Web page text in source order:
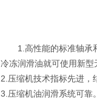
1.高性能的标准轴承
冷冻润滑油就可使用新型
2.压缩机技术指标先进，
3.压缩机油润滑系统可靠